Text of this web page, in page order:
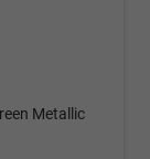
Metallic